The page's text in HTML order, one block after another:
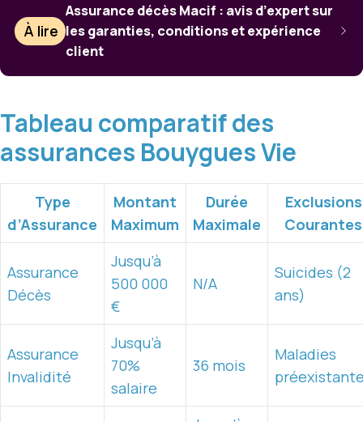
À lire
Assurance décès Macif : avis d’expert sur
les garanties, conditions et expérience
client
Tableau comparatif des
assurances Bouygues Vie
Type
d’Assurance
Montant
Maximum
Durée
Maximale
Exclusions
Courantes
Assurance
Décès
Jusqu’à
500 000
€
N/A
Suicides (2
ans)
Assurance
Invalidité
Jusqu’à
70%
salaire
36 mois
Maladies